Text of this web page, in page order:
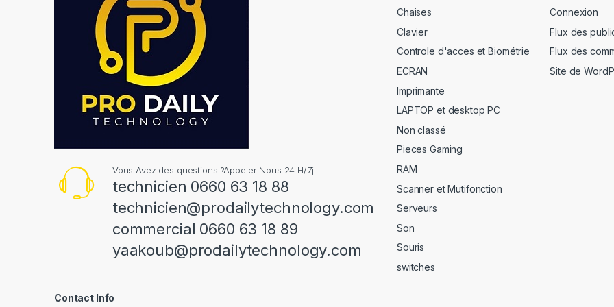
Vous Avez des questions ?Appeler Nous 24 H/7j
technicien 0660 63 18 88
technicien@prodailytechnology.com
commercial 0660 63 18 89
yaakoub@prodailytechnology.com
Contact Info
Chaises
Clavier
Controle d'acces et Biométrie
ECRAN
Imprimante
LAPTOP et desktop PC
Non classé
Pieces Gaming
RAM
Scanner et Mutifonction
Serveurs
Son
Souris
switches
Connexion
Flux des
Flux des
Site de